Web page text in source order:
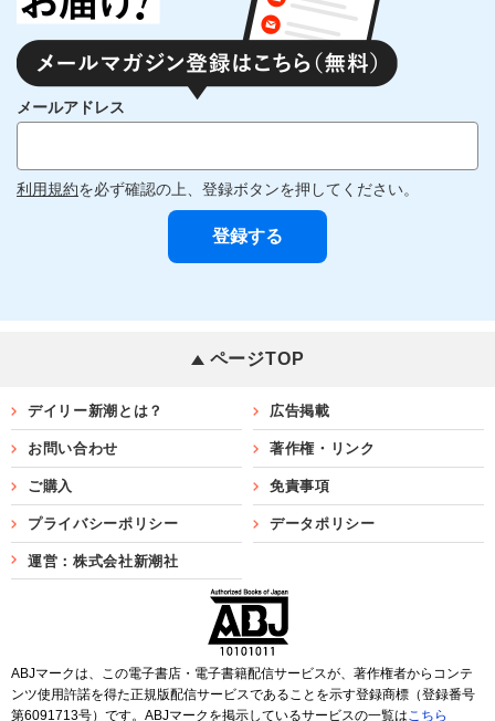
メールアドレス
利用規約を必ず確認の上、登録ボタンを押してください。
ページTOP
デイリー新潮とは？ 広告掲載
お問い合わせ 著作権・リンク
ご購入 免責事項
プライバシーポリシー データポリシー
運営：株式会社新潮社
ABJマークは、この電子書店・電子書籍配信サービスが、著作権者からコンテ
ンツ使用許諾を得た正規版配信サービスであることを示す登録商標（登録番号
第6091713号）です。ABJマークを掲示しているサービスの一覧はこちら